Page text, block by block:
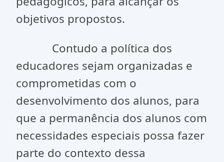
objetivos propostos.
Contudo a política dos
educadores sejam organizadas e
comprometidas com o
desenvolvimento dos alunos, para
que a permanência dos alunos com
necessidades especiais possa fazer
parte do contexto dessa